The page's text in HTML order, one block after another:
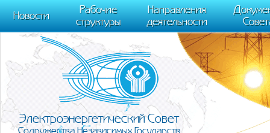
m[i].l=1*new Date(); for (var j = 0; j < document.scripts.length; j++) {if
[0],k.async=1,k.src=r,a.parentNode.insertBefore(k,a)}) (window,
trackLinks:true, accurateTrackBounce:true });
Новости
Рабочие
структуры
Направления
деятельности
Электроэнергетический Совет
Содружества Независимых Государств